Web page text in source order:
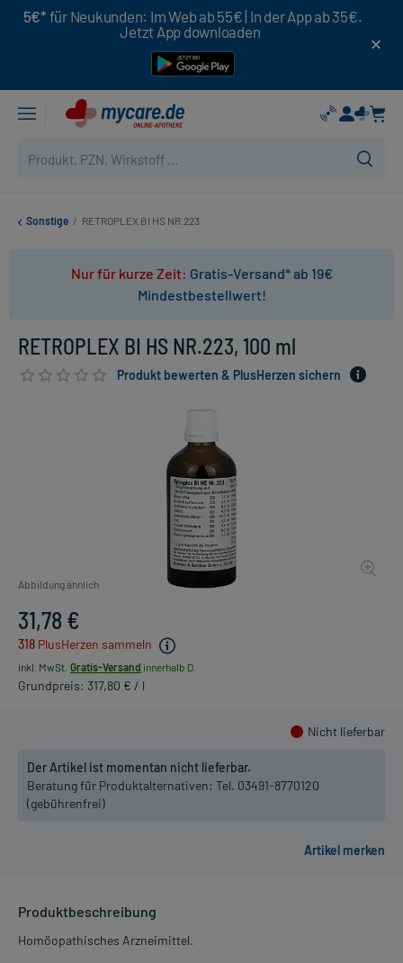
5€* für Neukunden: Im Web ab 55€ | In der App ab 35€.
Jetzt App downloaden
Sonstige / RETROPLEX BI HS NR.223
Nur für kurze Zeit: Gratis-Versand* ab 19€
Mindestbestellwert!
RETROPLEX BI HS NR.223, 100 ml
Produkt bewerten & PlusHerzen sichern
Abbildung ähnlich
31,78 €
318 PlusHerzen sammeln
inkl. MwSt. Gratis-Versand innerhalb D.
Grundpreis: 317,80 € / l
Nicht lieferbar
Der Artikel ist momentan nicht lieferbar.
Beratung für Produktalternativen: Tel. 03491-8770120
(gebührenfrei)
Produktbeschreibung
Homöopathisches Arzneimittel.